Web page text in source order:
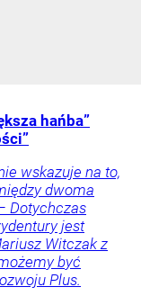
hańba”
wskazuje na to,
dwoma
Dotychczas
jest
Witczak z
być
Plus.